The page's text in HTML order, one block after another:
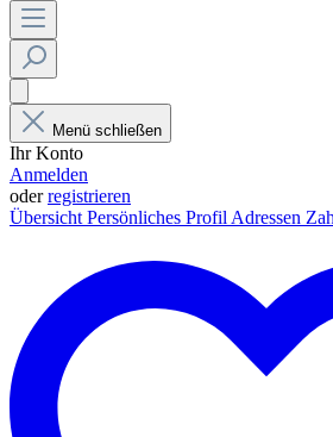
Menü schließen
Ihr Konto
Anmelden
oderregistrieren
Übersicht Persönliches Profil Adressen